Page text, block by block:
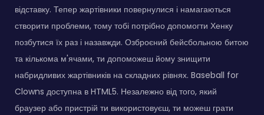
відставку. Тепер жартівники повернулися і намагаються
створити проблеми, тому тобі потрібно допомогти Хенку
позбутися їх раз і назавжди. Озброєний бейсбольною битою
та кількома м'ячами, ти допоможеш йому знищити
набридливих жартівників на складних рівнях. Baseball for
Clowns доступна в HTML5. Незалежно від того, який
браузер або пристрій ти використовуєш, ти можеш грати